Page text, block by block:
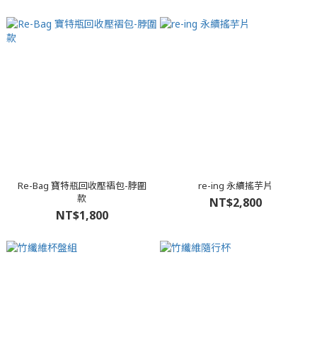
Re-Bag 寶特瓶回收壓褶包-脖圍
款
NT$1,800
re-ing 永續搖芋片
NT$2,800